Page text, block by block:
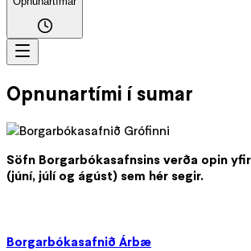
Opnunartími í sumar
Söfn Borgarbókasafnsins verða opin
(júní, júlí og ágúst) sem hér segir.
Borgarbókasafnið Árbæ